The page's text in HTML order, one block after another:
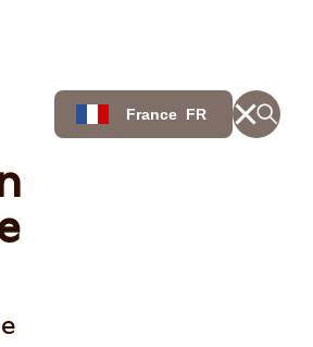
France FR